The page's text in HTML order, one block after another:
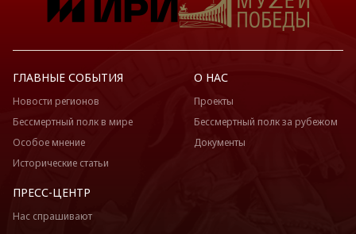
ГЛАВНЫЕ СОБЫТИЯ
Новости регионов
Бессмертный полк в мире
Особое мнение
Исторические статьи
О НАС
Проекты
Бессмертный полк за рубежом
Документы
ПРЕСС-ЦЕНТР
Нас спрашивают